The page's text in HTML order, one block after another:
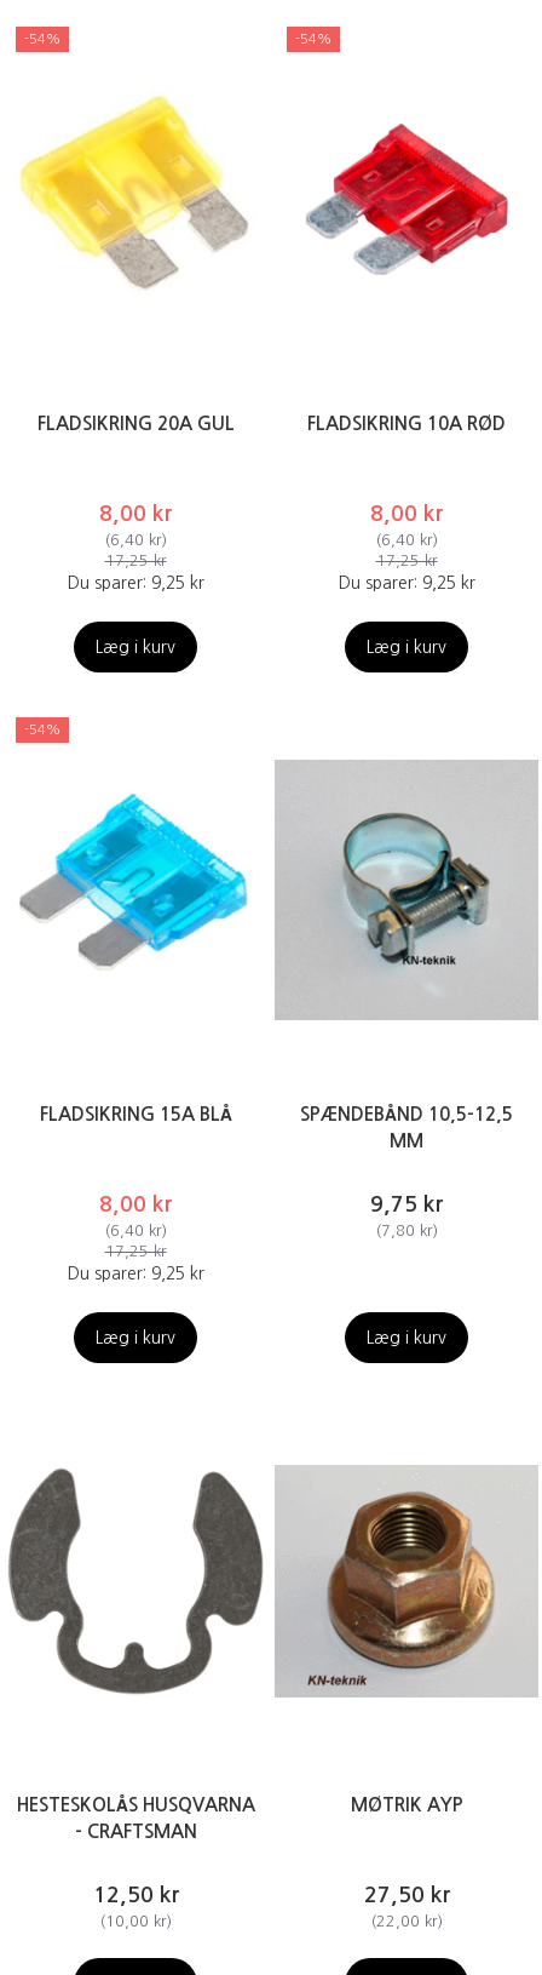
-54%
FLADSIKRING 20A GUL
8,00 kr
(6,40 kr)
17,25 kr
Du sparer: 9,25 kr
Læg i kurv
-54%
FLADSIKRING 10A RØD
8,00 kr
(6,40 kr)
17,25 kr
Du sparer: 9,25 kr
Læg i kurv
-54%
FLADSIKRING 15A BLÅ
8,00 kr
(6,40 kr)
17,25 kr
Du sparer: 9,25 kr
Læg i kurv
SPÆNDEBÅND 10,5-12,5
MM
9,75 kr
(7,80 kr)
Læg i kurv
HESTESKOLÅS HUSQVARNA
- CRAFTSMAN
12,50 kr
( 10,00 kr)
MØTRIK AYP
27,50 kr
(22,00 kr)